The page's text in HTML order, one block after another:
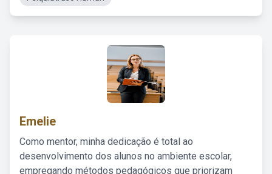
Emelie
Como mentor, minha dedicação é total ao
desenvolvimento dos alunos no ambiente escolar,
empregando métodos pedagógicos que priorizam